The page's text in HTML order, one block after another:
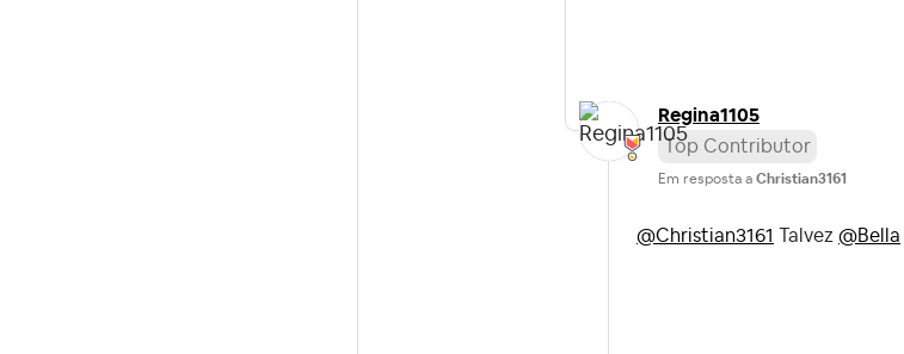
Regina1105
Top Contributor
Em resposta a Christian3161
@Christian3161 Talvez @Bella